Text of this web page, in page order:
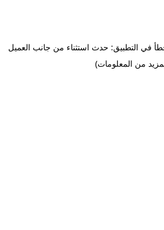
في التطبيق: حدث استثناء من جانب العميل
من المعلومات)